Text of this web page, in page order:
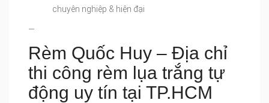
chuyên nghiệp & hiện đại
—
Rèm Quốc Huy – Địa chỉ
thi công rèm lụa trắng tự
động uy tín tại TP.HCM